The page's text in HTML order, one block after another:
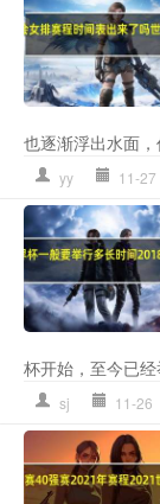
也逐渐浮出水面
yy 11-27
杯开始，至今已
sj 11-26